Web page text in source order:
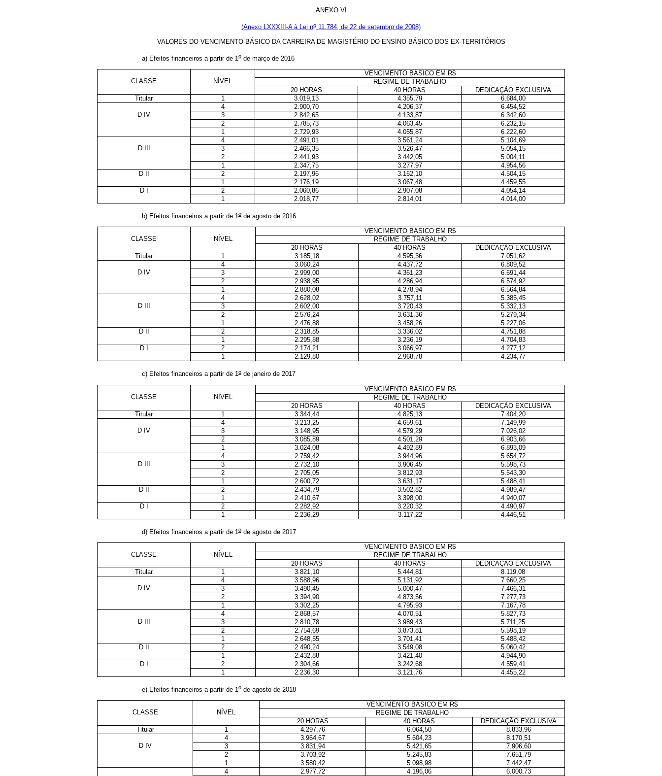
ANEXO VI
(Anexo LXXXIII-A à Lei no 11.784, de 22 de setembro de 2008)
VALORES DO VENCIMENTO BÁSICO DA CARREIRA DE MAGISTÉRIO DO ENSINO BÁSICO DOS EX-TERRITÓRIOS
a) Efeitos financeiros a partir de 1 o de março de 2016
VENCIMENTO BÁSICO EM R$
CLASSE
NÍVEL
REGIME DE TRABALHO
20 HORAS
40 HORAS
DEDICAÇÃO EXCLUSIVA
Titular
1 3.019,13 4.355,79
6.684,00
4
2.900,70 4.206,37
6.454,52
D IV
3 2.842,65 4.133,87
6.342,60
2
2.785,73 4.063,45
6.232,15
1
2.729,93 4.055,87
6.222,60
4
2.491,01 3.561,24
5.104,69
D III
3 2.466,35 3.526,47
5.054,15
2
2.441,93 3.442,05
5.004,11
1
2.347,75 3.277,97
4.954,56
D II
2 2.197,96 3.162,10
4.504,15
1
2.176,19 3.067,48
4.459,55
D I
2 2.060,86 2.907,08
4.054,14
1
2.018,77 2.814,01 4.014,00
b) Efeitos financeiros a partir de 1o de agosto de 2016
VENCIMENTO BÁSICO EM R$
CLASSE
NÍVEL
REGIME DE TRABALHO
20 HORAS
40 HORAS
DEDICAÇÃO EXCLUSIVA
Titular
1 3.185,18 4.595,36
7.051,62
4
3.060,24 4.437,72
6.809,52
D IV
3 2.999,00 4.361,23
6.691,44
2
2.938,95 4.286,94
6.574,92
1
2.880,08 4.278,94
6.564,84
4
2.628,02 3.757,11
5.385,45
D III
3 2.602,00 3.720,43
5.332,13
2
2.576,24 3.631,36
5.279,34
1
2.476,88 3.458,26
5.227,06
D II
2 2.318,85 3.336,02
4.751,88
1
2.295,88 3.236,19
4.704,83
D I
2 2.174,21 3.066,97
4.277,12
1
2.129,80 2.968,78 4.234,77
c) Efeitos financeiros a partir de 1o de janeiro de 2017
VENCIMENTO BÁSICO EM R$
CLASSE
NÍVEL
REGIME DE TRABALHO
20 HORAS
40 HORAS
DEDICAÇÃO EXCLUSIVA
Titular
1 3.344,44 4.825,13
7.404,20
4
3.213,25 4.659,61
7.149,99
D IV
3 3.148,95 4.579,29
7.026,02
2
3.085,89 4.501,29
6.903,66
1
3.024,08 4.492,89
6.893,09
4
2.759,42 3.944,96
5.654,72
D III
3 2.732,10 3.906,45
5.598,73
2
2.705,05 3.812,93
5.543,30
1
2.600,72 3.631,17
5.488,41
D II
2 2.434,79 3.502,82
4.989,47
1
2.410,67 3.398,00
4.940,07
D I
2 2.282,92 3.220,32
4.490,97
1
2.236,29 3.117,22 4.446,51
d) Efeitos financeiros a partir de 1 o de agosto de 2017
VENCIMENTO BÁSICO EM R$
CLASSE
NÍVEL
REGIME DE TRABALHO
20 HORAS
40 HORAS
DEDICAÇÃO EXCLUSIVA
Titular
1 3.821,10 5.444,81
8.119,08
4
3.588,96 5.131,92
7.660,25
D IV
3 3.490,45 5.000,47
7.466,31
2
3.394,90 4.873,56
7.277,73
1
3.302,25 4.795,93
7.167,78
4
2.868,57 4.070,51
5.827,73
D III
3 2.810,78 3.989,43
5.711,25
2
2.754,69 3.873,81
5.598,19
1
2.648,55 3.701,41
5.488,42
D II
2 2.490,24 3.549,08
5.060,42
1
2.432,88 3.421,40
4.944,90
D I
2 2.304,66 3.242,68
4.559,41
1
2.236,30 3.121,76 4.455,22
e) Efeitos financeiros a partir de 1o de agosto de 2018
VENCIMENTO BÁSICO EM R$
CLASSE
NÍVEL
REGIME DE TRABALHO
20 HORAS
40 HORAS
DEDICAÇÃO EXCLUSIVA
Titular
1 4.297,76 6.064,50
8.833,96
4
3.964,67 5.604,23
8.170,51
D IV
3 3.831,94 5.421,65
7.906,60
2
3.703,92 5.245,83
7.651,79
1
3.580,42 5.098,98
7.442,47
4
2.977,72 4.196,06
6.000,73